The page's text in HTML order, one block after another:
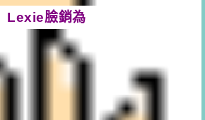
Lexie臉銷為